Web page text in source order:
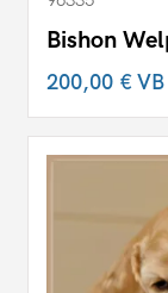
Bishon
200,00 €VB